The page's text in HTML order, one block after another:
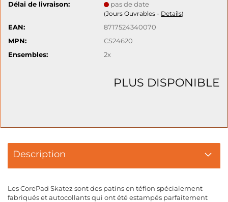
Délai de livraison:
pas de date
(Jours Ouvrables - Details)
EAN:
8717524340070
MPN:
CS24620
Ensembles:
2x
PLUS DISPONIBLE
Description
Les CorePad Skatez sont des patins en téflon spécialement
fabriqués et autocollants qui ont été estampés parfaitement